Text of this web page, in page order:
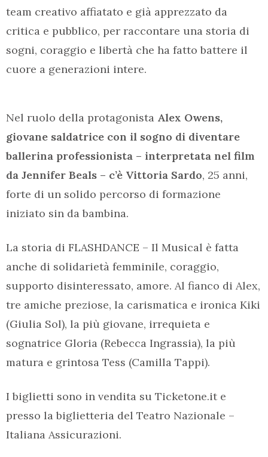
team creativo affiatato e già apprezzato da
critica e pubblico, per raccontare una storia di
sogni, coraggio e libertà che ha fatto battere il
cuore a generazioni intere.
Nel ruolo della protagonista Alex Owens,
giovane saldatrice con il sogno di diventare
ballerina professionista – interpretata nel film
da Jennifer Beals – c’è Vittoria Sardo, 25 anni,
forte di un solido percorso di formazione
iniziato sin da bambina.
La storia di FLASHDANCE – Il Musical è fatta
anche di solidarietà femminile, coraggio,
supporto disinteressato, amore. Al fianco di Alex,
tre amiche preziose, la carismatica e ironica Kiki
(Giulia Sol), la più giovane, irrequieta e
sognatrice Gloria (Rebecca Ingrassia), la più
matura e grintosa Tess (Camilla Tappi).
I biglietti sono in vendita su Ticketone.it e
presso la biglietteria del Teatro Nazionale –
Italiana Assicurazioni.